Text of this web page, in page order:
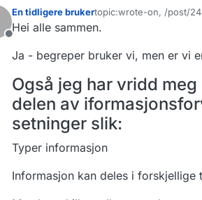
disse kan deles
tenke praktisk
hensiktsmessig.
For dere som er
og-hvilke-
Følg og bidra
Frakoblet
En tidligere brukertopic:wrote-on, /post/
Sist endret av
Hei alle sammen.
Ja - begreper bruker vi, men er vi
Også jeg har vridd
delen av
setninger slik:
Typer informasjon
Informasjon kan deles i